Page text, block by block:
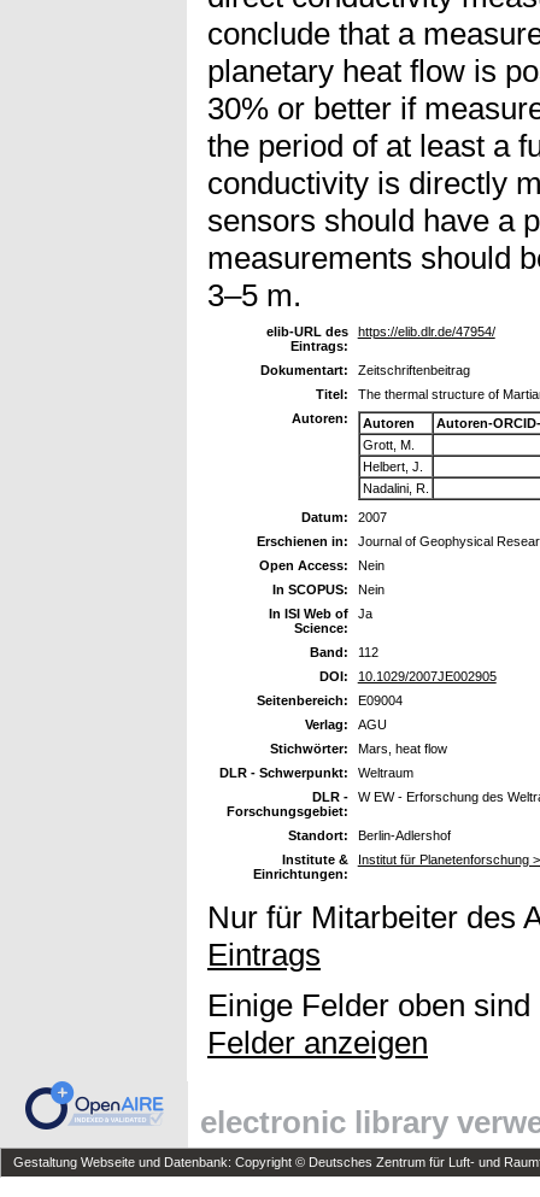
conclude that a
planetary heat flow is
30% or better if
the period of at least a
conductivity is directly
sensors should have a
measurements should
3–5 m.
elib-URL des
Eintrags:
https://elib.dlr.de/47954/
Dokumentart:
Zeitschriftenbeitrag
Titel:
The thermal structure of
Autoren:
Autoren
Autoren-
Grott, M.
Helbert, J.
Nadalini, R.
Datum:
2007
Erschienen in:
Journal of Geophysical
Open Access:
Nein
In SCOPUS:
Nein
In ISI Web of
Science:
Ja
Band:
112
DOI:
10.1029/2007JE002905
Seitenbereich:
E09004
Verlag:
AGU
Stichwörter:
Mars, heat flow
DLR - Schwerpunkt:
Weltraum
DLR -
Forschungsgebiet:
W EW - Erforschung des
Standort:
Berlin-Adlershof
Institute &
Einrichtungen:
Institut für Planetenforschung
Nur für Mitarbeiter des
Eintrags
Einige Felder oben
Felder anzeigen
electronic library
Gestaltung Webseite und Datenbank: Copyright © Deutsches Zentrum für Luft- und